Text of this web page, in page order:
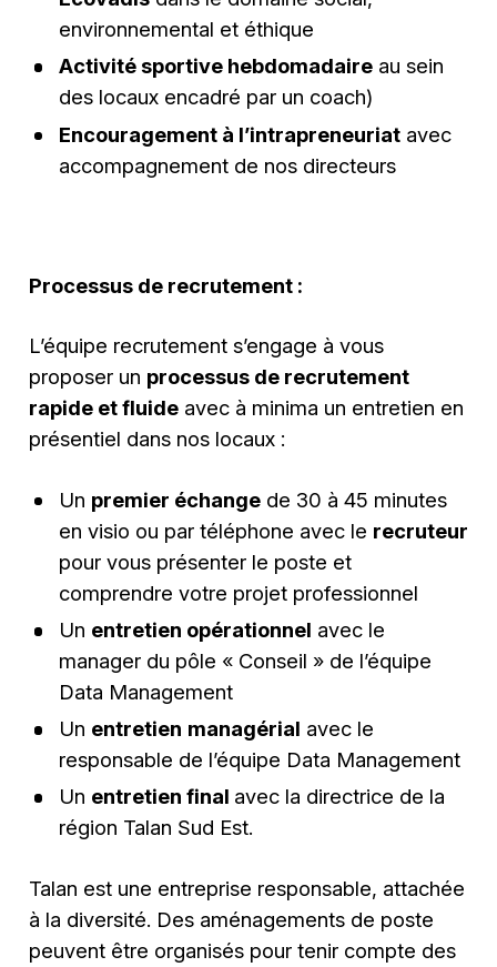
environnemental et éthique
Activité sportive hebdomadaireau sein
des locaux encadré par un coach)
Encouragement à l’intrapreneuriatavec
accompagnement de nos directeurs
Processus de recrutement :
L’équipe recrutement s’engage à vous
proposer un processus de recrutement
rapide et fluide avec à minima un entretien en
présentiel dans nos locaux :
Un premier échangede 30 à 45 minutes
en visio ou par téléphone avec le recruteur
pour vous présenter le poste et
comprendre votre projet professionnel
Un entretien opérationnel avec le
manager du pôle « Conseil » de l’équipe
Data Management
Un entretien managérial avec le
responsable de l’équipe Data Management
Un entretien final avec la directrice de la
région Talan Sud Est.
Talan est une entreprise responsable, attachée
à la diversité. Des aménagements de poste
peuvent être organisés pour tenir compte des